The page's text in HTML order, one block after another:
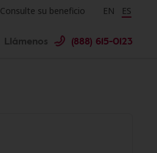
Consulte su beneficio Change
EN ES
Llámenos (888) 615-0123